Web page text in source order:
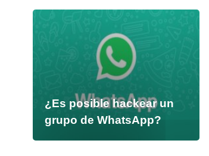
¿Es posible hackear un
grupo de WhatsApp?